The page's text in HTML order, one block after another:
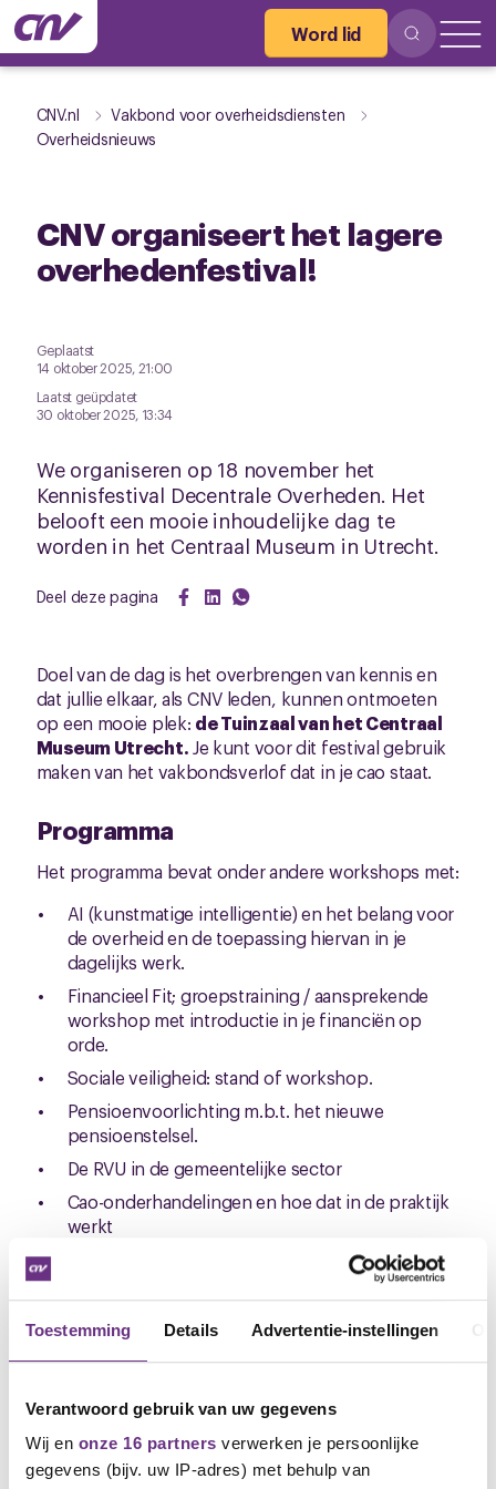
Toestemming Details Advertentie-instellingen
Verantwoord gebruik van uw gegevens
Wij en onze 16 partners verwerken je persoonlijke
gegevens (bijv. uw IP-adres) met behulp van
Word lid
CNV.nl
Vakbond voor overheidsdiensten
Overheidsnieuws
CNV organiseert het lagere
overhedenfestival!
Geplaatst
14 oktober 2025, 21:00
Laatst geüpdatet
30 oktober 2025, 13:34
We organiseren op 18 november het
Kennisfestival Decentrale Overheden. Het
belooft een mooie inhoudelijke dag te
worden in het Centraal Museum in Utrecht.
Deel deze pagina
Doel van de dag is het overbrengen van kennis en
dat jullie elkaar, als CNV leden, kunnen ontmoeten
op een mooie plek: de Tuinzaal van het Centraal
Museum Utrecht.Je kunt voor dit festival gebruik
maken van het vakbondsverlof dat in je cao staat.
Programma
Het programma bevat onder andere workshops met:
AI (kunstmatige intelligentie) en het belang voor
de overheid en de toepassing hiervan in je
dagelijks werk.
Financieel Fit; groepstraining / aansprekende
workshop met introductie in je financiën op
orde.
Sociale veiligheid: stand of workshop.
Pensioenvoorlichting m.b.t. het nieuwe
pensioenstelsel.
De RVU in de gemeentelijke sector
Cao-onderhandelingen en hoe dat in de praktijk
werkt
Voorlichting vanuit het A&O fonds gemeenten
Ook is er een stand met een algemeen aanbod
lid nog meer biedt.
Meld je hier aan